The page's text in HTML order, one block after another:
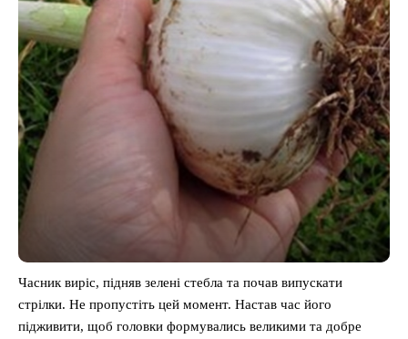
Часник виріс, підняв зелені стебла та почав випускати
стрілки. Не пропустіть цей момент. Настав час його
підживити, щоб головки формувались великими та добре